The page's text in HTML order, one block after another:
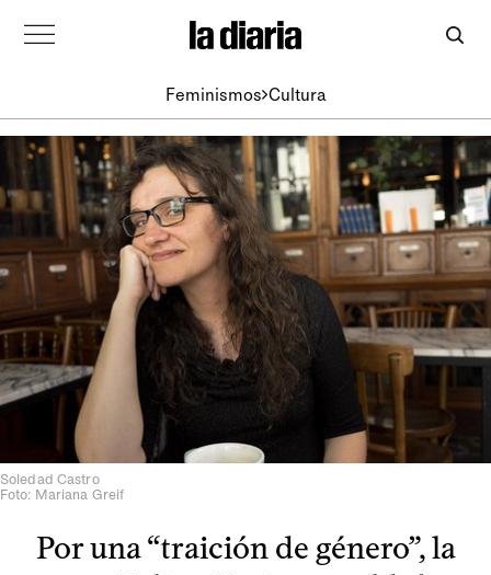
Feminismos Cultura
Soledad Castro
Foto: Mariana Greif
Por una “traición de género”, la